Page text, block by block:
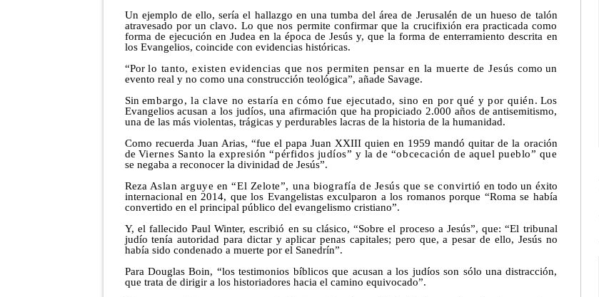
Un ejemplo de ello, sería el hallazgo en una tumba del área de Jerusalén de un hueso de talón
atravesado por un clavo. Lo que nos permite confirmar que la crucifixión era practicada como
forma de ejecución en Judea en la época de Jesús y, que la forma de enterramiento descrita en
los Evangelios, coincide con evidencias históricas.
“Porlo tanto, existen evidencias que nos permiten pensar en la muerte de Jesús como un
evento real y no como una construcción teológica”, añade Savage.
Sin embargo, la clave no estaría en cómo fue ejecutado, sino en por qué y por quién. Los
Evangelios acusan a los judíos, una afirmación que ha propiciado 2.000 años de antisemitismo,
una de las más violentas, trágicas y perdurables lacras de la historia de la humanidad.
Como recuerda Juan Arias, “fue el papa Juan XXIII quien en 1959 mandó quitar de la oración
de Viernes Santo la expresión “pérfidos judíos” y la de “obcecación de aquel pueblo” que
se negaba a reconocer la divinidad de Jesús”.
Reza Aslan arguye en “El Zelote”, una biografía de Jesús que se convirtió en todo un éxito
internacional en 2014, que los Evangelistas exculparon a los romanos porque “Roma se había
convertido en el principal público del evangelismo cristiano”.
Y, el fallecido Paul Winter, escribió en su clásico, “Sobre el proceso a Jesús”, que: “El tribunal
judío tenía autoridad para dictar y aplicar penas capitales; pero que, a pesar de ello, Jesús no
había sido condenado a muerte por el Sanedrín”.
Para Douglas Boin, “los testimonios bíblicos que acusan a los judíos son sólo una distracción,
que trata de dirigir a los historiadores hacia el camino equivocado”.